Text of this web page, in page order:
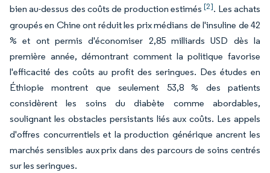
bien au-dessus des coûts de production estimés[2]. Les achats
groupés en Chine ont réduit les prix médians de l'insuline de 42
% et ont permis d'économiser 2,85 milliards USD dès la
première année, démontrant comment la politique favorise
l'efficacité des coûts au profit des seringues. Des études en
Éthiopie montrent que seulement 53,8 % des patients
considèrent les soins du diabète comme abordables,
soulignant les obstacles persistants liés aux coûts. Les appels
d'offres concurrentiels et la production générique ancrent les
marchés sensibles aux prix dans des parcours de soins centrés
sur les seringues.